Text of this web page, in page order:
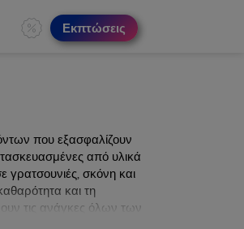
Εκπτώσεις
που εξασφαλίζουν
από υλικά
γρατσουνιές, σκόνη και
και τη
τις ανάγκες όλων των